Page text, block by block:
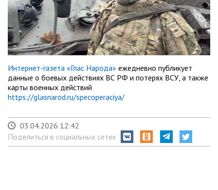
Интернет-газета «Глас Народа» ежедневно публикует
данные о боевых действиях ВС РФ и потерях ВСУ, а также
карты военных действий
https://glasnarod.ru/specoperaciya/
03.04.2026 12:42
Поделиться в социальных сетях